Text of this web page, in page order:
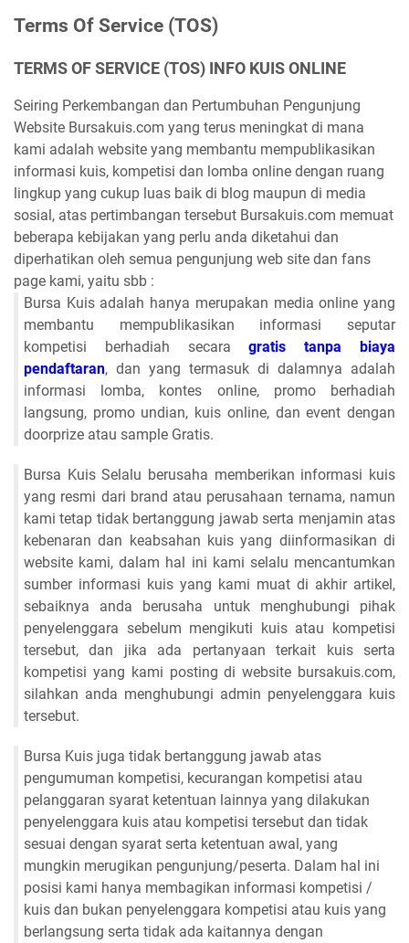
Terms Of Service (TOS)
TERMS OF SERVICE (TOS) INFO KUIS ONLINE
Seiring Perkembangan dan Pertumbuhan Pengunjung
Website Bursakuis.com yang terus meningkat di mana
kami adalah website yang membantu mempublikasikan
informasi kuis, kompetisi dan lomba online dengan ruang
lingkup yang cukup luas baik di blog maupun di media
sosial, atas pertimbangan tersebut Bursakuis.com memuat
beberapa kebijakan yang perlu anda diketahui dan
diperhatikan oleh semua pengunjung web site dan fans
page kami, yaitu sbb :
Bursa Kuis adalah hanya merupakan media online yang
membantu mempublikasikan informasi seputar
kompetisi berhadiah secaragratis tanpa biaya
pendaftaran, dan yang termasuk di dalamnya adalah
informasi lomba, kontes online, promo berhadiah
langsung, promo undian, kuis online, dan event dengan
doorprize atau sample Gratis.
Bursa Kuis Selalu berusaha memberikan informasi kuis
yang resmi dari brand atau perusahaan ternama, namun
kami tetap tidak bertanggung jawab serta menjamin atas
kebenaran dan keabsahan kuis yang diinformasikan di
website kami, dalam hal ini kami selalu mencantumkan
sumber informasi kuis yang kami muat di akhir artikel,
sebaiknya anda berusaha untuk menghubungi pihak
penyelenggara sebelum mengikuti kuis atau kompetisi
tersebut, dan jika ada pertanyaan terkait kuis serta
kompetisi yang kami posting di website bursakuis.com,
silahkan anda menghubungi admin penyelenggara kuis
tersebut.
Bursa Kuis juga tidak bertanggung jawab atas
pengumuman kompetisi, kecurangan kompetisi atau
pelanggaran syarat ketentuan lainnya yang dilakukan
penyelenggara kuis atau kompetisi tersebut dan tidak
sesuai dengan syarat serta ketentuan awal, yang
mungkin merugikan pengunjung/peserta. Dalam hal ini
posisi kami hanya membagikan informasi kompetisi /
kuis dan bukan penyelenggara kompetisi atau kuis yang
berlangsung serta tidak ada kaitannya dengan